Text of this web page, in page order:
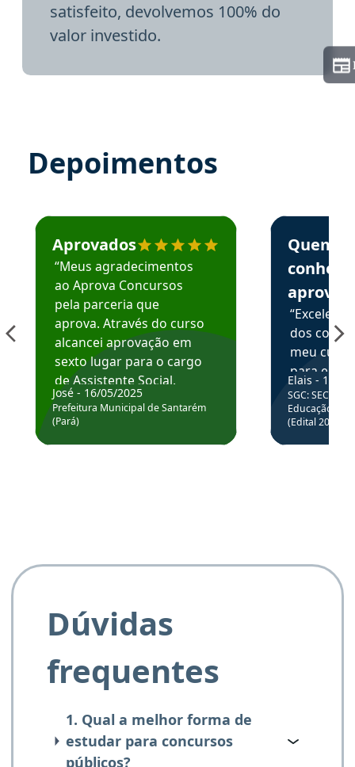
satisfeito, devolvemos 100% do
valor investido.
Depoimentos
Estudante José recomenda o Aprova Concursos em
Aprovados
“Meus agradecimentos
ao Aprova Concursos
pela parceria que
aprova. Através do curso
alcancei aprovação em
sexto lugar para o cargo
de Assistente Social.
Hoje estou atuando na
Prefeitura de Santarém.
José - 16/05/2025
Prefeitura Municipal de Santarém
(Pará)
Estudante
Quem
aprova
dos
meu
para
colocar
através
de
Elais - 15/
SGC: SEC BA
Educação
(Edital
Dúvidas
frequentes
1. Qual a melhor forma de
estudar para concursos
públicos?